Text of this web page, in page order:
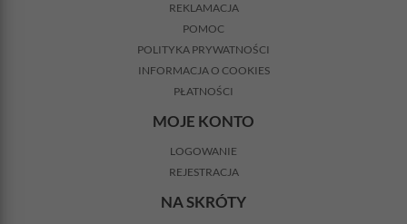
REKLAMACJA
POMOC
POLITYKA PRYWATNOŚCI
INFORMACJA O COOKIES
PŁATNOŚCI
MOJE KONTO
LOGOWANIE
REJESTRACJA
NA SKRÓTY